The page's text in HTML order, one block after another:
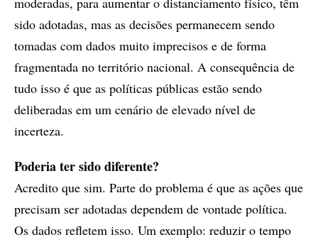
sido adotadas, mas as decisões permanecem sendo
tomadas com dados muito imprecisos e de forma
fragmentada no território nacional. A consequência de
tudo isso é que as políticas públicas estão sendo
deliberadas em um cenário de elevado nível de
incerteza.
Poderia ter sido diferente?
Acredito que sim. Parte do problema é que as ações que
precisam ser adotadas dependem de vontade política.
Os dados refletem isso. Um exemplo: reduzir o tempo